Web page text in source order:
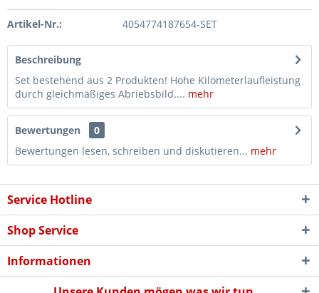
Artikel-Nr.: 4054774187654-SET
Beschreibung
Set bestehend aus 2 Produkten! Hohe Kilometerlaufleistung
durch gleichmäßiges Abriebsbild.... mehr
Bewertungen
0
Bewertungen lesen, schreiben und diskutieren... mehr
Service Hotline
Shop Service
Informationen